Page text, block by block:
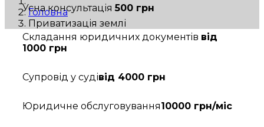
Головна
Приватизація землі
Усна консультація500 грн
Складання юридичних документів від
1000 грн
Супровід у судівід 4000 грн
Юридичне обслуговування10000 грн/міс